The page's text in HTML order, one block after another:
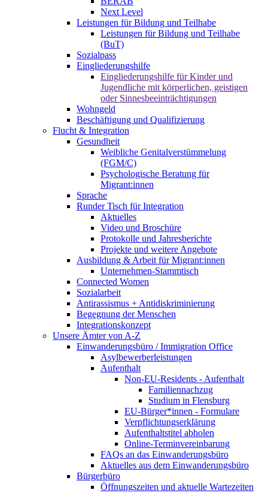
Next Level
Leistungen für Bildung und Teilhabe
Leistungen für Bildung und Teilhabe
(BuT)
Sozialpass
Eingliederungshilfe
Eingliederungshilfe für Kinder und
Jugendliche mit körperlichen, geistigen
oder Sinnesbeeinträchtigungen
Wohngeld
Beschäftigung und Qualifizierung
Flucht & Integration
Gesundheit
Weibliche Genitalverstümmelung
(FGM/C)
Psychologische Beratung für
Migrant:innen
Sprache
Runder Tisch für Integration
Aktuelles
Video und Broschüre
Protokolle und Jahresberichte
Projekte und weitere Angebote
Ausbildung & Arbeit für Migrant:innen
Unternehmen-Stammtisch
Connected Women
Sozialarbeit
Antirassismus + Antidiskriminierung
Begegnung der Menschen
Integrationskonzept
Unsere Ämter von A-Z
Einwanderungsbüro / Immigration Office
Asylbewerberleistungen
Aufenthalt
Non-EU-Residents - Aufenthalt
Familiennachzug
Studium in Flensburg
EU-Bürger*innen - Formulare
Verpflichtungserklärung
Aufenthaltstitel abholen
Online-Terminvereinbarung
FAQs an das Einwanderungsbüro
Aktuelles aus dem Einwanderungsbüro
Bürgerbüro
Öffnungszeiten und aktuelle Wartezeiten